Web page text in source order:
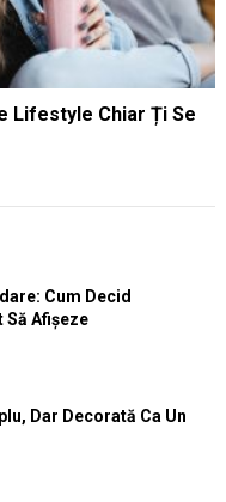
Lifestyle Chiar Ți Se
Cum Decid
Să Afișeze
Dar Decorată Ca Un